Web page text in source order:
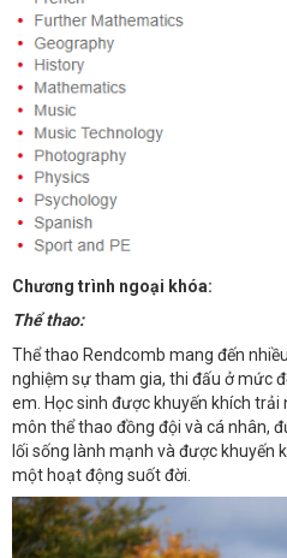
Chương trình ngoại khóa:
Thể thao:
Thể thao Rendcomb mang đến
nghiệm sự tham gia, thi đấu ở mức
em. Học sinh được khuyến khích
môn thể thao đồng đội và cá nhân,
lối sống lành mạnh và được khuyến
một hoạt động suốt đời.